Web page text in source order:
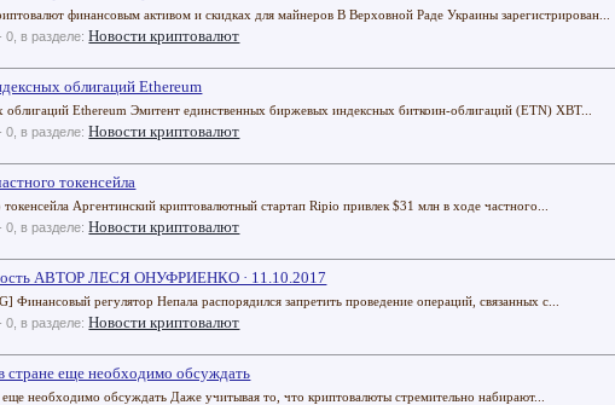
финансовым активом и скидках для майнеров В Верховной Раде Украины зарегистрирован...
- 0, в разделе:Новости криптовалют
облигаций Ethereum
Ethereum Эмитент единственных биржевых индексных биткоин-облигаций (ETN) XBT...
- 0, в разделе:Новости криптовалют
токенсейла
Аргентинский криптовалютный стартап Ripio привлек $31 млн в ходе частного...
- 0, в разделе:Новости криптовалют
АВТОР ЛЕСЯ ОНУФРИЕНКО · 11.10.2017
регулятор Непала распорядился запретить проведение операций, связанных с...
- 0, в разделе:Новости криптовалют
стране еще необходимо обсуждать
необходимо обсуждать Даже учитывая то, что криптовалюты стремительно набирают...